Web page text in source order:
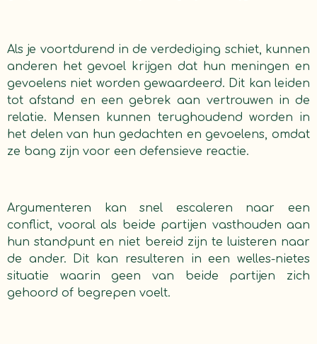
Als je voortdurend in de verdediging schiet, kunnen
anderen het gevoel krijgen dat hun meningen en
gevoelens niet worden gewaardeerd. Dit kan leiden
tot afstand en een gebrek aan vertrouwen in de
relatie. Mensen kunnen terughoudend worden in
het delen van hun gedachten en gevoelens, omdat
ze bang zijn voor een defensieve reactie.
Argumenteren kan snel escaleren naar een
conflict, vooral als beide partijen vasthouden aan
hun standpunt en niet bereid zijn te luisteren naar
de ander. Dit kan resulteren in een welles-nietes
situatie waarin geen van beide partijen zich
gehoord of begrepen voelt.